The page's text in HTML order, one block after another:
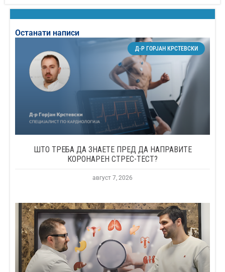
Останати написи
Д-Р ГОРЈАН КРСТЕВСКИ
ШТО ТРЕБА ДА ЗНАЕТЕ ПРЕД ДА НАПРАВИТЕ
КОРОНАРЕН СТРЕС-ТЕСТ?
август 7, 2026